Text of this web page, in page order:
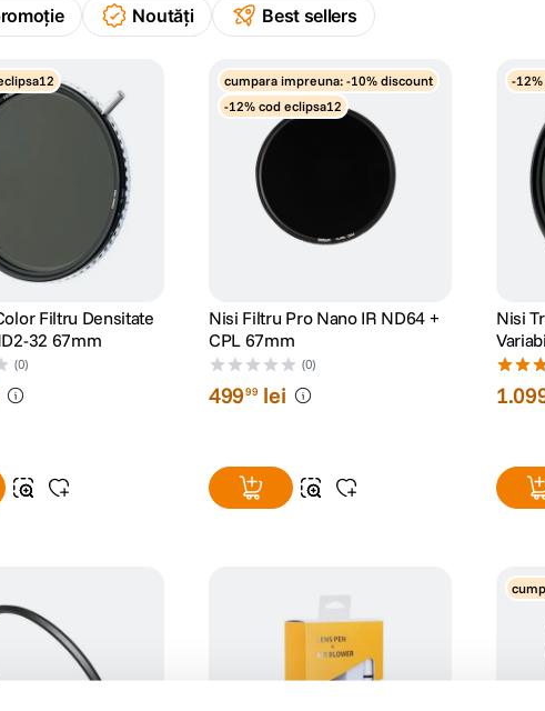
Noutăți Best sellers
Filtru Densitate
32 67mm
(0)
cumpara impreuna: -10% discount
-12% cod eclipsa12
Nisi Filtru Pro Nano IR ND64 +
CPL 67mm
(0)
49999 lei
-
Nisi
1.